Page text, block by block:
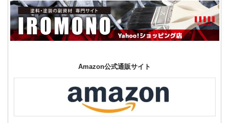
Amazon公式通販サイト